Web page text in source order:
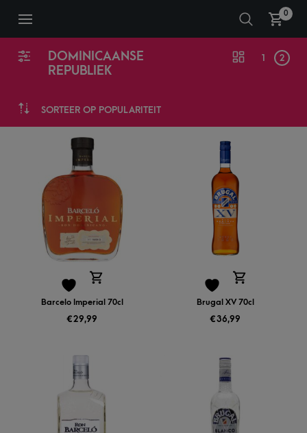
0
DOMINICAANSE
REPUBLIEK
SORTEER OP POPULARITEIT
1 2
Barcelo Imperial 70cl
€29,99
Brugal XV 70cl
€36,99